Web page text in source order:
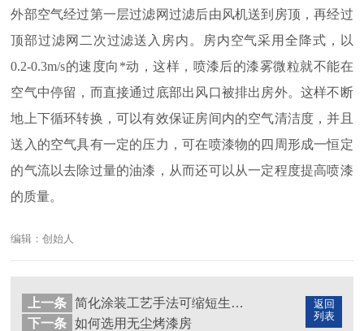
外部空气经过第一层过滤网过滤后由风机送到房顶，再经过
顶部过滤网二次过滤送入房内。房内空气采用全降式，以
0.2-0.3m/s的速度向*动，这样，喷漆后的漆雾微粒就不能在
空气中停留，而直接通过底部出风口被排出房外。这样不断
地上下循环转换，可以有效保证房间内的空气清洁度，并且
送入的空气具有一定的压力，可在喷漆物的四周形成一恒定
的气流以去除过量的油漆，从而还可以从一定程度提高喷漆
的质量。
编辑：创始人
返回
列表
上一条
简化涂装工艺手法可缩短生产周期
下一条
如何选用无尘烤漆房